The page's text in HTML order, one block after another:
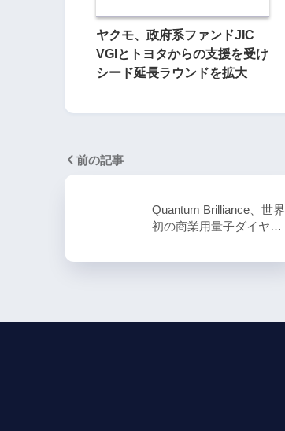
ヤクモ、政府系ファンドJIC
VGIとトヨタからの支援を受け
シード延長ラウンドを拡大
前の記事
Quantum Brilliance、世界
初の商業用量子ダイヤ…